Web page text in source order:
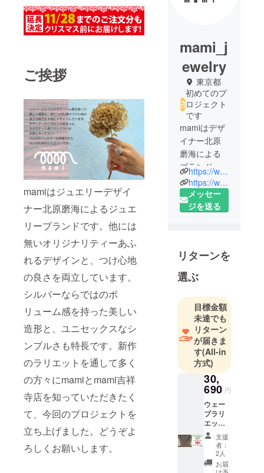
ご挨拶
mamiはジュエリーデザイ
ナー北原磨海によるジュエ
リーブランドです。他には
無いオリジナリティーあふ
れるデザインと、つけ心地
の良さを両立しています。
シルバーならではのボ
リューム感を持った美しい
造形と、ユニセックスなシ
ンプルさも特長です。新作
のラリエットを通して多く
の方々にmamiとmami吉祥
寺店を知っていただきたく
て、今回のプロジェクトを
立ち上げました。どうぞよ
ろしくお願いします。
mami_j
ewelry
東京都
初めてのプ
ロジェクト
です
mamiはデザ
イナー北原
磨海による
ブランド。
愛知県立芸
術大学でデ
ザインを学
でデザイ
ナーを勤め
た後、自身
のオリジナ
ルブランド
を立ち上げ
ました。そ
の後ビーム
スやエスト
ネーショ
ン、スパイ
ラルマー
ケットなど
のセレクト
ショップや
大手百貨店
などに展開
https://www.mami-jewelry.com/
https://www.mami-jewelryshop.com/
メッセー
ジを送る
リターンを
選ぶ
目標金額
未達でも
リターン
が届きま
す(All-in
方式)
30,
690 円
ウェー
ブラリ
エット
（ブ
ラック
スピネ
ル／全
長約
支援
者：
2人
お届